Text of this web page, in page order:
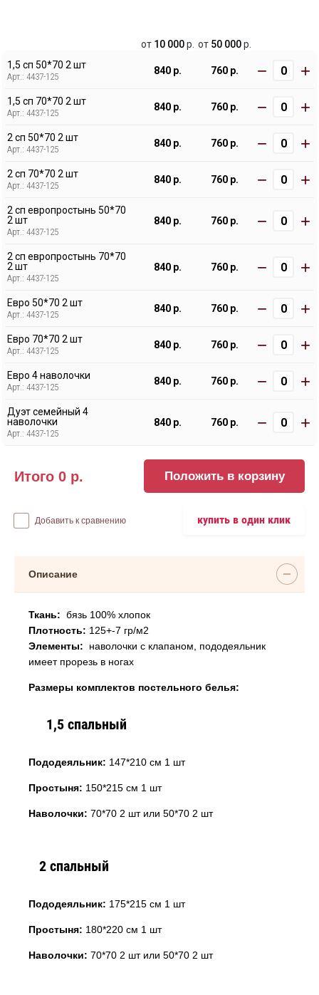
1,5 сп 50*70 2 шт
Арт.: 4437-125
840 р.
от 10 000р.
760 р.
от 50 000р.
− +
1,5 сп 70*70 2 шт
Арт.: 4437-125
840 р. 760 р. − +
2 сп 50*70 2 шт
Арт.: 4437-125
840 р. 760 р. − +
2 сп 70*70 2 шт
Арт.: 4437-125
840 р. 760 р. − +
2 сп европростынь 50*70
2 шт
Арт.: 4437-125
840 р. 760 р. − +
2 сп европростынь 70*70
2 шт
Арт.: 4437-125
840 р. 760 р. − +
Евро 50*70 2 шт
Арт.: 4437-125
840 р. 760 р. − +
Евро 70*70 2 шт
Арт.: 4437-125
840 р. 760 р. − +
Евро 4 наволочки
Арт.: 4437-125
840 р. 760 р. − +
Дуэт семейный 4
наволочки
Арт.: 4437-125
840 р. 760 р. − +
Итого 0 р. Положить в корзину
Добавить к сравнению купить в один клик
Описание
Ткань: бязь 100% хлопок
Плотность: 125+-7 гр/м2
Элементы: наволочки с клапаном, пододеяльник
имеет прорезь в ногах
Размеры комплектов постельного белья:
1,5 спальный
Пододеяльник: 147*210 см 1 шт
Простыня: 150*215 см 1 шт
Наволочки: 70*70 2 шт или 50*70 2 шт
2 спальный
Пододеяльник: 175*215 см 1 шт
Простыня: 180*220 см 1 шт
Наволочки: 70*70 2 шт или 50*70 2 шт